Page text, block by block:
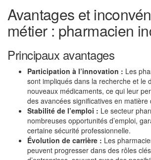
Avantages et
métier : pharmacien
Principaux avantages
Participation à l’innovation : Les
sont impliqués dans la recherche et le
nouveaux médicaments, ce qui leur
des avancées significatives en matière
Stabilité de l’emploi : Le secteur
nombreuses opportunités d’emploi,
certaine sécurité professionnelle.
Évolution de carrière : Les
peuvent progresser dans des rôles